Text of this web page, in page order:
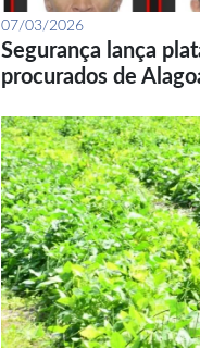
07/03/2026
Segurança lança
procurados de